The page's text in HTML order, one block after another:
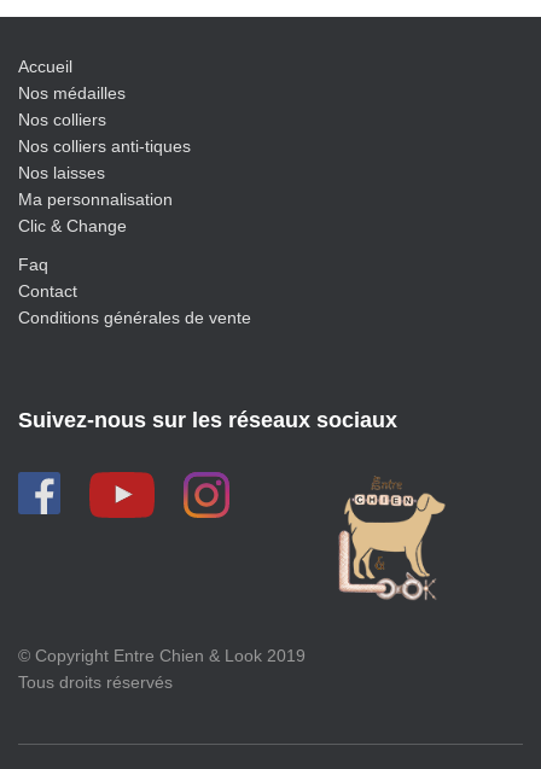
Accueil
Nos médailles
Nos colliers
Nos colliers anti-tiques
Nos laisses
Ma personnalisation
Clic & Change
Faq
Contact
Conditions générales de vente
Suivez-nous sur les réseaux sociaux
© Copyright Entre Chien & Look 2019
Tous droits réservés